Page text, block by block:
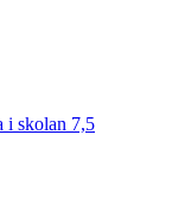
i skolan 7,5